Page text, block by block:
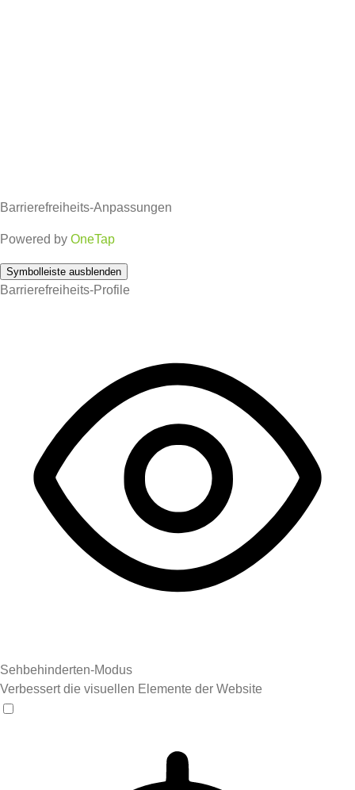
Barrierefreiheits-Anpassungen
Powered by OneTap
Symbolleiste ausblenden
Barrierefreiheits-Profile
Sehbehinderten-Modus
Verbessert die visuellen Elemente der Website